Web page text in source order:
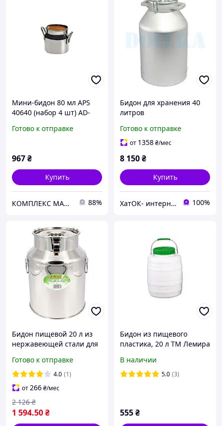
Мини-бидон 80 мл APS
40640 (набор 4 шт) AD-
Готово к отправке
967₴
Купить
КОМПЛЕКС МАРКЕТ 88%
Бидон для хранения 40
литров
Готово к отправке
от 1358₴/мес
8 150₴
Купить
ХатОК- интернет магазин товаров для домашнего хозяйства 100%
Бидон пищевой 20 л из
нержавеющей стали для
Готово к отправке
4.0 (1)
от266₴/мес
1 594.50₴
2 126 ₴
Бидон из пищевого
пластика, 20 л ТМ Лемира
В наличии
5.0 (3)
555₴